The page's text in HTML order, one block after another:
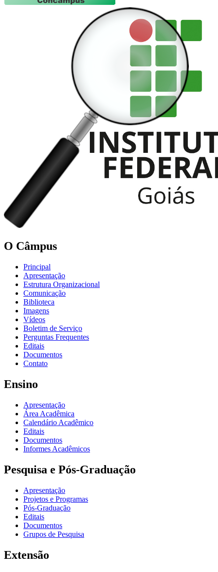
O Câmpus
Principal
Apresentação
Estrutura Organizacional
Comunicação
Biblioteca
Imagens
Vídeos
Boletim de Serviço
Perguntas Frequentes
Editais
Documentos
Contato
Ensino
Apresentação
Área Acadêmica
Calendário Acadêmico
Editais
Documentos
Informes Acadêmicos
Pesquisa e Pós-Graduação
Apresentação
Projetos e Programas
Pós-Graduação
Editais
Documentos
Grupos de Pesquisa
Extensão